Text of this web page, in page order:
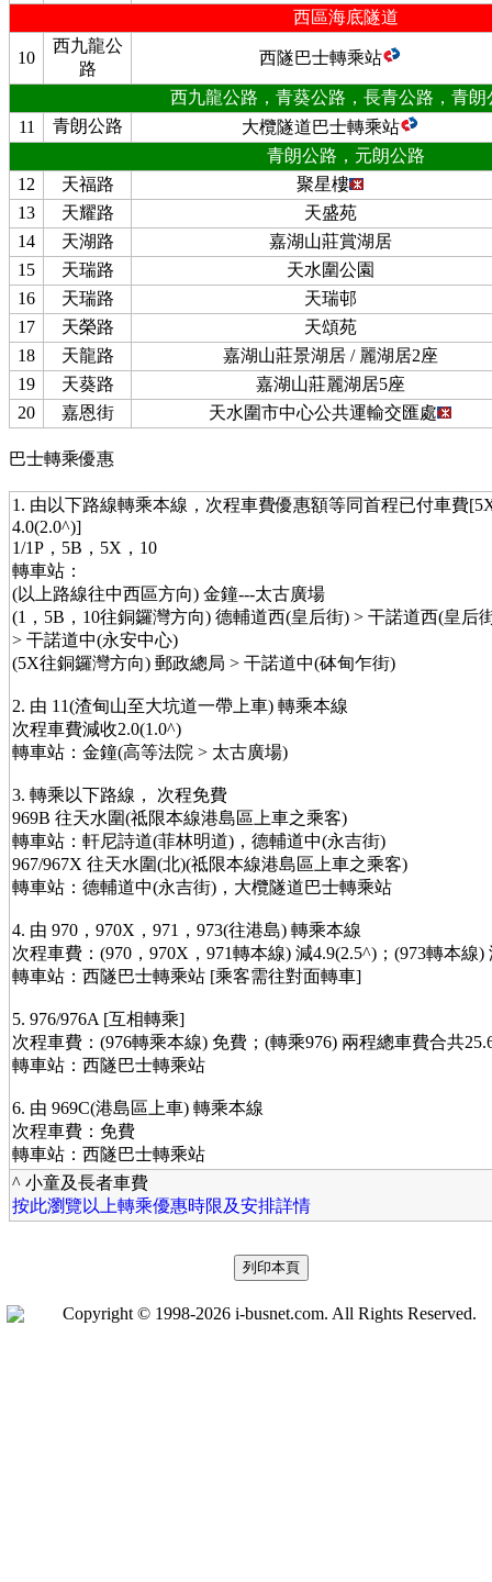
西區海底隧道
10
西九龍公
路
西隧巴士轉乘站
西九龍公路，青葵公路，長青公路，青朗
11
青朗公路
大欖隧道巴士轉乘站
青朗公路，元朗公路
12
天福路
聚星樓
13
天耀路
天盛苑
14
天湖路
嘉湖山莊賞湖居
15
天瑞路
天水圍公園
16
天瑞路
天瑞邨
17
天榮路
天頌苑
18
天龍路
嘉湖山莊景湖居 / 麗湖居2座
19
天葵路
嘉湖山莊麗湖居5座
20
嘉恩街 天水圍市中心公共運輸交匯處
巴士轉乘優惠
1. 由以下路線轉乘本線，次程車費優惠額等同首程已付車費
4.0(2.0^)]
1/1P，5B，5X，10
轉車站：
(以上路線往中西區方向) 金鐘---太古廣場
(1，5B，10往銅鑼灣方向) 德輔道西(皇后街) > 干諾道西(皇后
> 干諾道中(永安中心)
(5X往銅鑼灣方向) 郵政總局 > 干諾道中(砵甸乍街)
2. 由 11(渣甸山至大坑道一帶上車) 轉乘本線
次程車費減收2.0(1.0^)
轉車站：金鐘(高等法院 > 太古廣場)
3. 轉乘以下路線， 次程免費
969B 往天水圍(祗限本線港島區上車之乘客)
轉車站：軒尼詩道(菲林明道)，德輔道中(永吉街)
967/967X 往天水圍(北)(祗限本線港島區上車之乘客)
轉車站：德輔道中(永吉街)，大欖隧道巴士轉乘站
4. 由 970，970X，971，973(往港島) 轉乘本線
次程車費：(970，970X，971轉本線) 減4.9(2.5^)；(973轉本線)
轉車站：西隧巴士轉乘站 [乘客需往對面轉車]
5. 976/976A [互相轉乘]
次程車費：(976轉乘本線) 免費；(轉乘976) 兩程總車費合共
轉車站：西隧巴士轉乘站
6. 由 969C(港島區上車) 轉乘本線
次程車費：免費
轉車站：西隧巴士轉乘站
^ 小童及長者車費
按此瀏覽以上轉乘優惠時限及安排詳情
Copyright © 1998-2026 i-busnet.com. All Rights Reserved.